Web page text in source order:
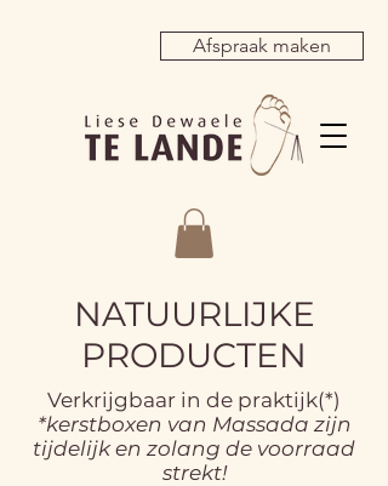
Afspraak maken
NATUURLIJKE
PRODUCTEN
Verkrijgbaar in de praktijk(*)
*kerstboxen van Massada zijn
tijdelijk en zolang de voorraad
strekt!